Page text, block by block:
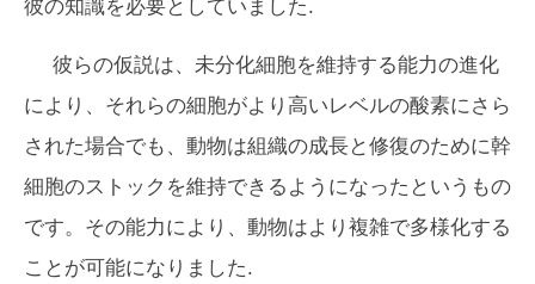
彼の知識を必要としていました.
彼らの仮説は、未分化細胞を維持する能力の進化
により、それらの細胞がより高いレベルの酸素にさら
された場合でも、動物は組織の成長と修復のために幹
細胞のストックを維持できるようになったというもの
です。その能力により、動物はより複雑で多様化する
ことが可能になりました.